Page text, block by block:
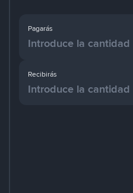
Pagarás
Recibirás